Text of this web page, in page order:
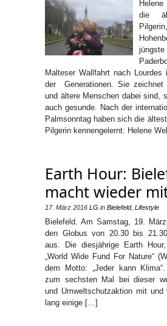
die
jüngste
Malteser Wallfahrt nach Lourdes
der Generationen. Sie zeichnet
und ältere Menschen dabei sind,
auch gesunde. Nach der
Palmsonntag haben sich die
Pilgerin kennengelernt: Helene
Earth Hour:
macht wieder
17. März 2016 LG in Bielefeld, Lifestyle
Bielefeld. Am Samstag, 19.
den Globus von 20.30 bis
aus. Die diesjährige Earth
„World Wide Fund For Nature“
dem Motto: „Jeder kann
zum sechsten Mal bei dieser
und Umweltschutzaktion mit und
lang einige […]